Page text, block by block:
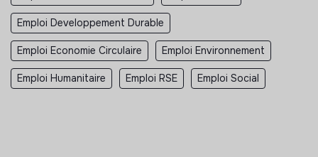
Emploi Developpement Durable
Emploi Economie Circulaire Emploi Environnement
Emploi Humanitaire Emploi RSE Emploi Social